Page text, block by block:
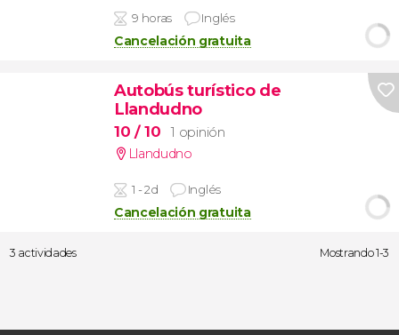
9 horas Inglés
Cancelación gratuita
Autobús turístico de
Llandudno
10 / 10
1 opinión
Llandudno
1 - 2d Inglés
Cancelación gratuita
3 actividades Mostrando 1-3